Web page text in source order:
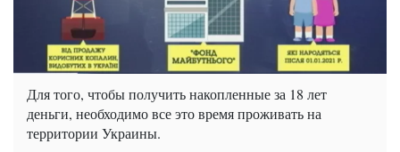
Для того, чтобы получить накопленные за 18 лет
деньги, необходимо все это время проживать на
территории Украины.